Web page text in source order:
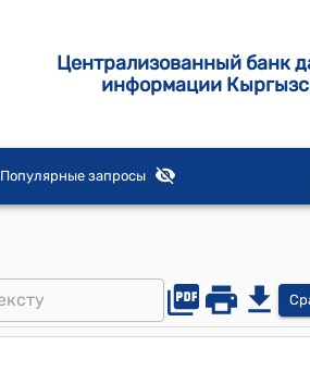
Централизованный банк
информации
Популярные запросы